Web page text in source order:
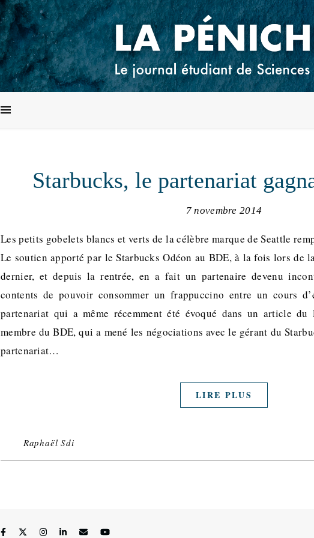
Starbucks, le partenariat
7 novembre 2014
Les petits gobelets blancs et verts de la célèbre marque de Seattle
Le soutien apporté par le Starbucks Odéon au BDE, à la fois lors de
dernier, et depuis la rentrée, en a fait un partenaire devenu
contents de pouvoir consommer un frappuccino entre un cours
partenariat qui a même récemment été évoqué dans un article du
membre du BDE, qui a mené les négociations avec le gérant du
partenariat…
LIRE PLUS
Raphaël Sdi